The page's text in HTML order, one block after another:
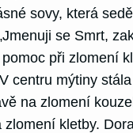
sovy, která
se Smrt,
při zlomení
centru mýtiny
na zlomení
kletby.